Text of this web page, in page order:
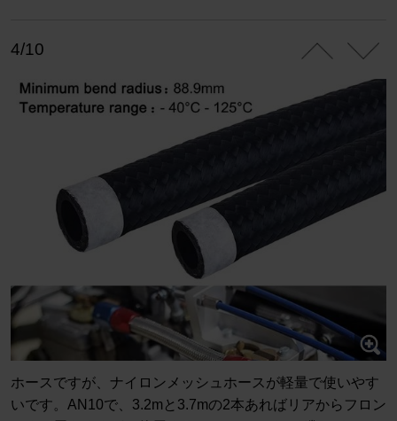
4/10
ホースですが、ナイロンメッシュホースが軽量で使いやす
いです。AN10で、3.2mと3.7mの2本あればリアからフロン